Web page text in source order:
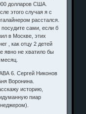
долларов США.
этого случая я с
расстался.
посудите сами, если б
в Москве, этих
, как отцу 2 детей
явно не хватило бы
6. Сергей Никонов
Воронина.
историю,
пиар